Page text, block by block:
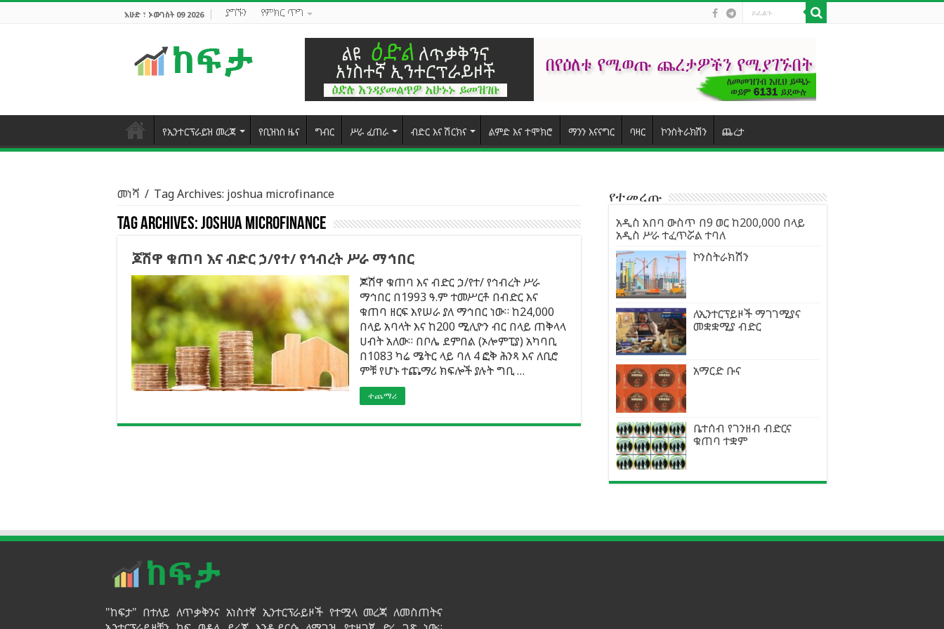
እሁድ ፣ ኦውገስት 09 2026 ያግኙን የምክር ጥግ
የኢንተርፕራይዝ መረጃ የቢዝነስ ዜና ግብር ሥራ ፈጠራ ብድር እና ሽርክና ልምድ እና ተሞክሮ ማንን እናናግር ባዛር ኮንስትራክሽን ጨረታ
መነሻ / Tag Archives: joshua microfinance
Tag Archives:joshua microfinance
ጆሽዋ ቁጠባ እና ብድር ኃ/የተ/ የኅብረት ሥራ ማኅበር
ጆሽዋ ቁጠባ እና ብድር ኃ/የተ/ የኅብረት ሥራ
ማኅበር በ1993 ዓ.ም ተመሥርቶ በብድር እና
ቁጠባ ዘርፍ እየሠራ ያለ ማኅበር ነው። ከ24,000
በላይ አባላት እና ከ200 ሚሊዮን ብር በላይ ጠቅላላ
ሀብት አለው። በቦሌ ደምበል (ኦሎምፒያ) አካባቢ
በ1083 ካሬ ሜትር ላይ ባለ 4 ፎቅ ሕንጻ እና ለቢሮ
ምቹ የሆኑ ተጨማሪ ክፍሎች ያሉት ግቢ …
ተጨማሪ
የተመረጡ
አዲስ አበባ ውስጥ በ9 ወር ከ200,000 በላይ
አዲስ ሥራ ተፈጥሯል ተባለ
ኮንስትራክሽን
ለኢንተርፕይዞች ማገገሚያና
መቋቋሚያ ብድር
አማርድ ቡና
ቤተሰብ የገንዘብ ብድርና
ቁጠባ ተቋም
"ከፍታ" በተለይ ለጥቃቅንና አነስተኛ ኢንተርፕራይዞች የተሟላ መረጃ ለመስጠትና